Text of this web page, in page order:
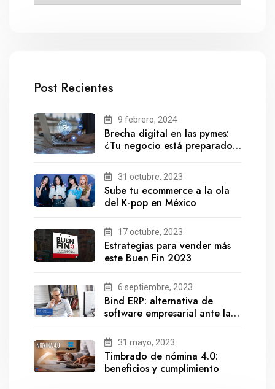
Post Recientes
9 febrero, 2024
Brecha digital en las pymes:
¿Tu negocio está preparado
31 octubre, 2023
Sube tu ecommerce a la ola
del K-pop en México
17 octubre, 2023
Estrategias para vender más
este Buen Fin 2023
6 septiembre, 2023
Bind ERP: alternativa de
software empresarial ante la
31 mayo, 2023
Timbrado de nómina 4.0:
beneficios y cumplimiento